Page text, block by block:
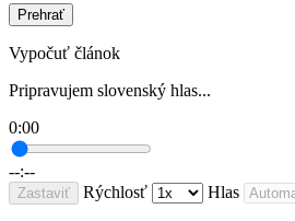
Prehrať
Vypočuť článok
Pripravujem slovenský hlas...
0:00
--:--
Zastaviť Rýchlosť Hlas